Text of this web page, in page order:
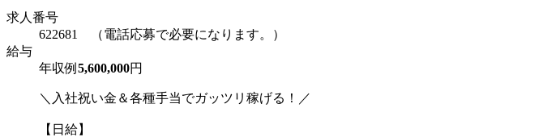
求人番号
622681 （電話応募で必要になります。）
給与
年収例 5,600,000円
＼入社祝い金＆各種手当でガッツリ稼げる！／
【日給】